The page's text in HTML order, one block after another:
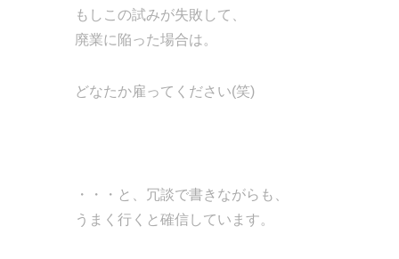
もしこの試みが失敗して、
廃業に陥った場合は。
どなたか雇ってください(笑)
・・・と、冗談で書きながらも、
うまく行くと確信しています。